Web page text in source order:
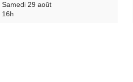
Samedi 29 août
16h